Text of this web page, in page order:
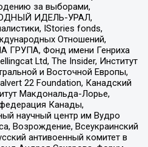
за выборами,
ИДЕЛЬ-УРАЛ,
IStories fonds,
Отношений,
Фонд имени Генриха
Ltd, The Insider, Институт
и Восточной Европы,
22 Foundation, Канадский
Макдональда-Лорье,
Канады,
научный центр им Вудро
Возрождение, Всеукраинский
антивоенный комитет в